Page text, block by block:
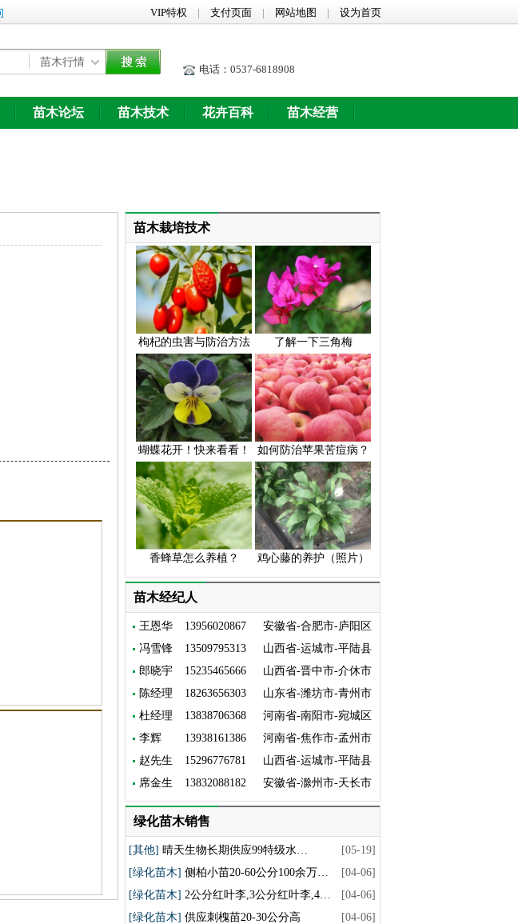
VIP特权 | 支付页面 | 网站地图 | 设为首页
电话：0537-6818908
苗木论坛 苗木技术 花卉百科 苗木经营
苗木栽培技术
枸杞的虫害与防治方法 了解一下三角梅
蝴蝶花开！快来看看！ 如何防治苹果苦痘病？
香蜂草怎么养植？ 鸡心藤的养护（照片）
苗木经纪人
王恩华 13956020867
安徽省-合肥市-庐阳区
冯雪锋
13509795313
山西省-运城市-平陆县
郎晓宇
15235465666
山西省-晋中市-介休市
陈经理
18263656303
山东省-潍坊市-青州市
杜经理
13838706368
河南省-南阳市-宛城区
李辉
13938161386
河南省-焦作市-孟州市
赵先生
15296776781
山西省-运城市-平陆县
席金生
13832088182 安徽省-滁州市-天长市
绿化苗木销售
[05-19]
[其他] 晴天生物长期供应99特级水…
[04-06]
[绿化苗木] 侧柏小苗20-60公分100余万…
[04-06]
[绿化苗木] 2公分红叶李,3公分红叶李,4…
[04-06]
[绿化苗木] 供应刺槐苗20-30公分高